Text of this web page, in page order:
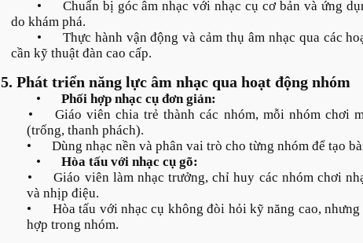
•
Chuẩn bị góc âm nhạc với nhạc cụ cơ bản và ứng
do khám phá.
•
Thực hành vận động và cảm thụ âm nhạc qua các
cần kỹ thuật đàn cao cấp.
5. Phát triển năng lực âm nhạc qua hoạt động nhóm
•
Phối hợp nhạc cụ đơn giản:
•
Giáo viên chia trẻ thành các nhóm, mỗi nhóm chơi
(trống, thanh phách).
•
Dùng nhạc nền và phân vai trò cho từng nhóm để tạo
•
Hòa tấu với nhạc cụ gõ:
•
Giáo viên làm nhạc trưởng, chỉ huy các nhóm chơi
và nhịp điệu.
•
Hòa tấu với nhạc cụ không đòi hỏi kỹ năng cao,
hợp trong nhóm.